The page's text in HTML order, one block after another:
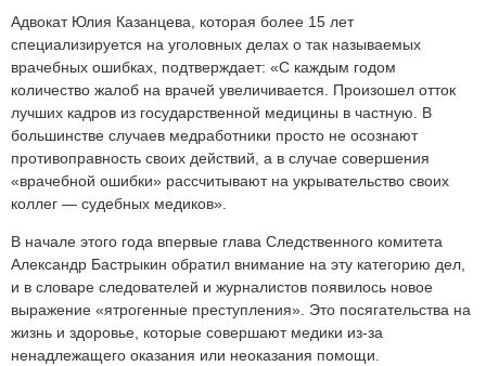
Адвокат Юлия Казанцева, которая более 15 лет
специализируется на уголовных делах о так называемых
врачебных ошибках, подтверждает: «С каждым годом
количество жалоб на врачей увеличивается. Произошел отток
лучших кадров из государственной медицины в частную. В
большинстве случаев медработники просто не осознают
противоправность своих действий, а в случае совершения
«врачебной ошибки» рассчитывают на укрывательство своих
коллег — судебных медиков».
В начале этого года впервые глава Следственного комитета
Александр Бастрыкин обратил внимание на эту категорию дел,
и в словаре следователей и журналистов появилось новое
выражение «ятрогенные преступления». Это посягательства на
жизнь и здоровье, которые совершают медики из-за
ненадлежащего оказания или неоказания помощи.